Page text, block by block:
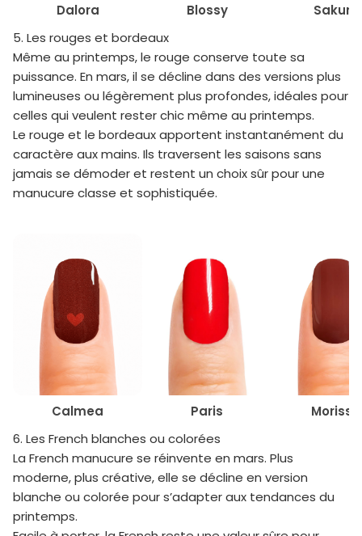
Dalora Blossy Sakura
5. Les rouges et bordeaux
Même au printemps, le rouge conserve toute sa
puissance. En mars, il se décline dans des versions plus
lumineuses ou légèrement plus profondes, idéales pour
celles qui veulent rester chic même au printemps.
Le rouge et le bordeaux apportent instantanément du
caractère aux mains. Ils traversent les saisons sans
jamais se démoder et restent un choix sûr pour une
manucure classe et sophistiquée.
Calmea Paris Morissa
6. Les French blanches ou colorées
La French manucure se réinvente en mars. Plus
moderne, plus créative, elle se décline en version
blanche ou colorée pour s’adapter aux tendances du
printemps.